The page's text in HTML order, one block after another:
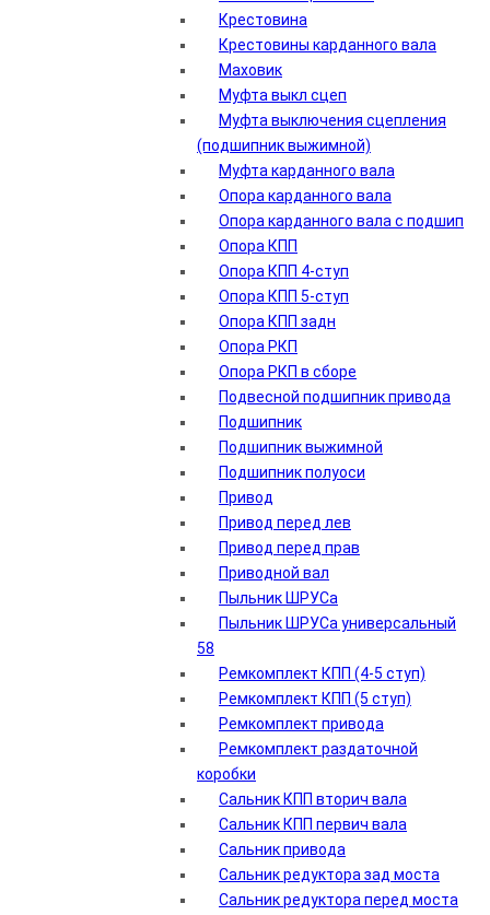
Крестовина
Крестовины карданного вала
Маховик
Муфта выкл сцеп
Муфта выключения сцепления
(подшипник выжимной)
Муфта карданного вала
Опора карданного вала
Опора карданного вала с подшип
Опора КПП
Опора КПП 4-ступ
Опора КПП 5-ступ
Опора КПП задн
Опора РКП
Опора РКП в сборе
Подвесной подшипник привода
Подшипник
Подшипник выжимной
Подшипник полуоси
Привод
Привод перед лев
Привод перед прав
Приводной вал
Пыльник ШРУСа
Пыльник ШРУСа универсальный
58
Ремкомплект КПП (4-5 ступ)
Ремкомплект КПП (5 ступ)
Ремкомплект привода
Ремкомплект раздаточной
коробки
Сальник КПП вторич вала
Сальник КПП первич вала
Сальник привода
Сальник редуктора зад моста
Сальник редуктора перед моста